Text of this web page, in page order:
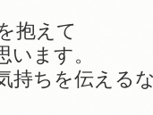
抱えて
います。
持ちを伝える